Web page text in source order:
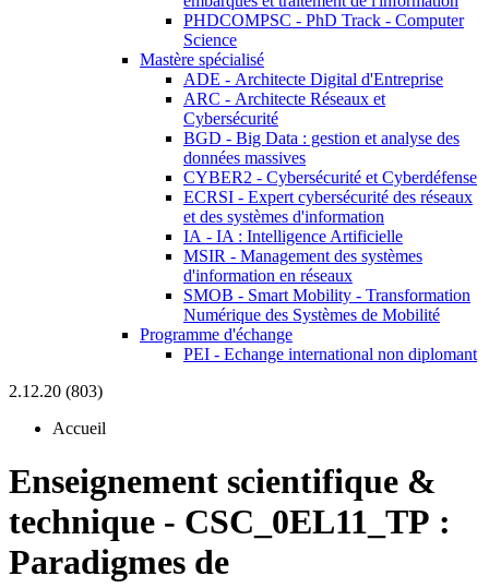
PHDCOMPSC - PhD Track - Computer
Science
Mastère spécialisé
ADE - Architecte Digital d'Entreprise
ARC - Architecte Réseaux et
Cybersécurité
BGD - Big Data : gestion et analyse des
données massives
CYBER2 - Cybersécurité et Cyberdéfense
ECRSI - Expert cybersécurité des réseaux
et des systèmes d'information
IA - IA : Intelligence Artificielle
MSIR - Management des systèmes
d'information en réseaux
SMOB - Smart Mobility - Transformation
Numérique des Systèmes de Mobilité
Programme d'échange
PEI - Echange international non diplomant
2.12.20 (803)
Accueil
Enseignement scientifique &
technique - CSC_0EL11_TP :
Paradigmes de